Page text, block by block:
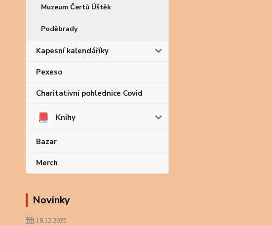
Muzeum Čertů Úštěk
Poděbrady
Kapesní kalendáříky
Pexeso
Charitativní pohlednice Covid
Knihy
Bazar
Merch
Novinky
18.12.2025